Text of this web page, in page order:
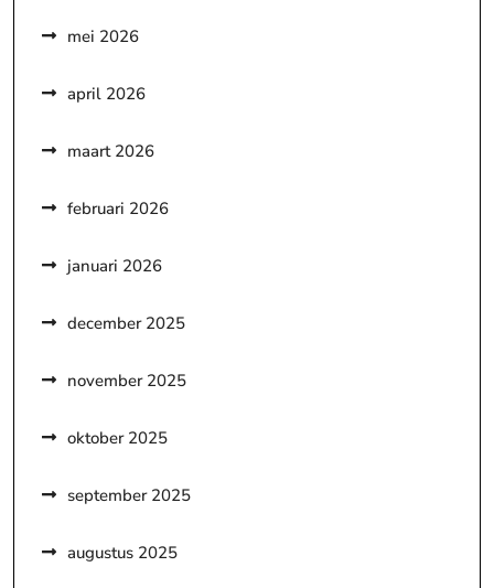
mei 2026
april 2026
maart 2026
februari 2026
januari 2026
december 2025
november 2025
oktober 2025
september 2025
augustus 2025